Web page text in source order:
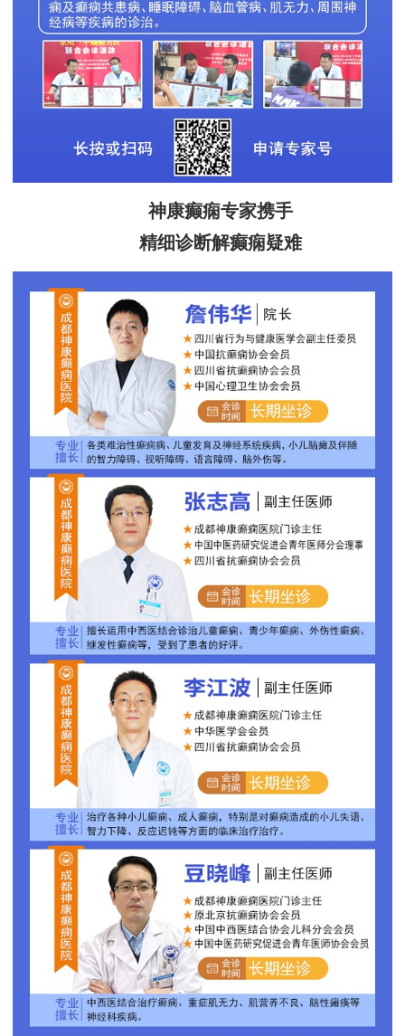
神康癫痫专家携手
精细诊断解癫痫疑难